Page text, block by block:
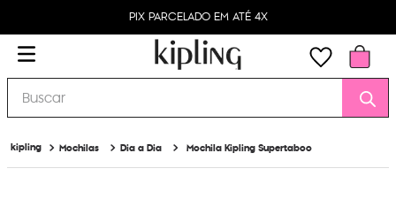
PIX PARCELADO EM ATÉ 4X
Buscar
Mochilas Dia a Dia Mochila Kipling Supertaboo